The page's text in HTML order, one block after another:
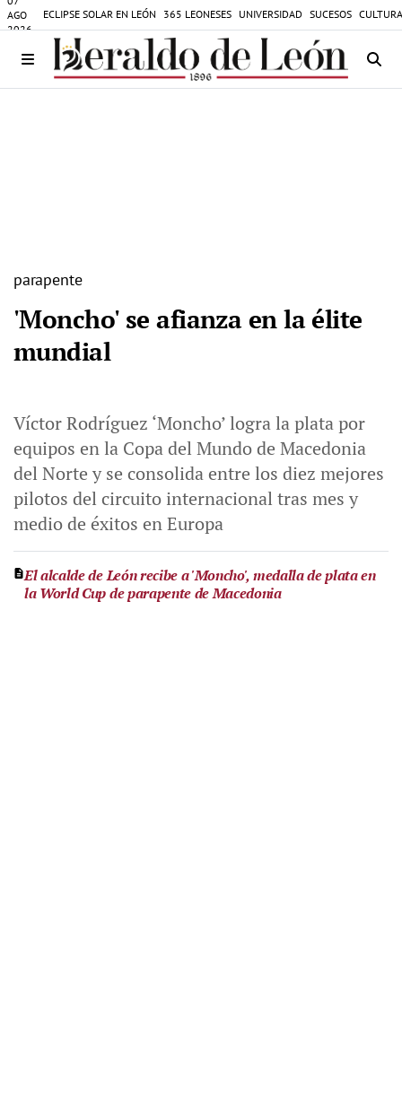
AGO
2026
ECLIPSE SOLAR EN LEÓN 365 LEONESES UNIVERSIDAD SUCESOS
parapente
'Moncho' se afianza en la élite
mundial
Víctor Rodríguez ‘Moncho’ logra la plata por
equipos en la Copa del Mundo de Macedonia
del Norte y se consolida entre los diez mejores
pilotos del circuito internacional tras mes y
medio de éxitos en Europa
El alcalde de León recibe a 'Moncho', medalla de plata en
la World Cup de parapente de Macedonia